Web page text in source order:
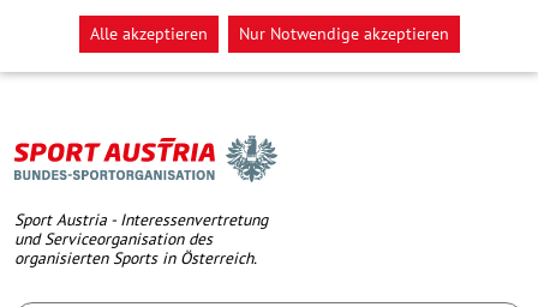
Alle akzeptieren Nur Notwendige akzeptieren
Sport Austria - Interessenvertretung
und Serviceorganisation des
organisierten Sports in Österreich.